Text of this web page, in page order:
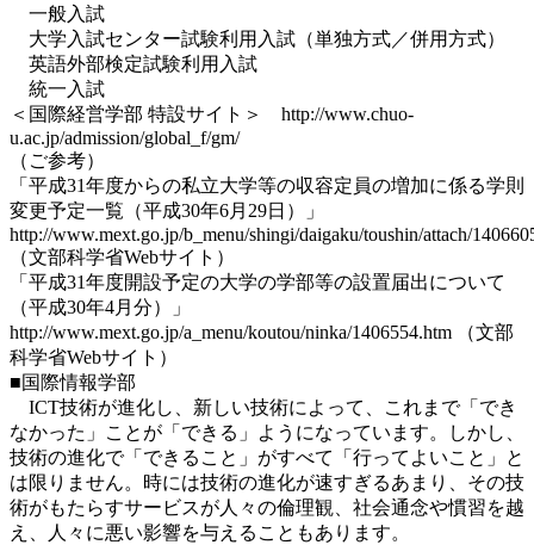
一般入試
大学入試センター試験利用入試（単独方式／併用方式）
英語外部検定試験利用入試
統一入試
＜国際経営学部 特設サイト＞ http://www.chuo-
u.ac.jp/admission/global_f/gm/
（ご参考）
「平成31年度からの私立大学等の収容定員の増加に係る学則
変更予定一覧（平成30年6月29日）」
http://www.mext.go.jp/b_menu/shingi/daigaku/toushin/attach/
（文部科学省Webサイト）
「平成31年度開設予定の大学の学部等の設置届出について
（平成30年4月分）」
http://www.mext.go.jp/a_menu/koutou/ninka/1406554.htm （文部
科学省Webサイト）
■国際情報学部
ICT技術が進化し、新しい技術によって、これまで「でき
なかった」ことが「できる」ようになっています。しかし、
技術の進化で「できること」がすべて「行ってよいこと」と
は限りません。時には技術の進化が速すぎるあまり、その技
術がもたらすサービスが人々の倫理観、社会通念や慣習を越
え、人々に悪い影響を与えることもあります。